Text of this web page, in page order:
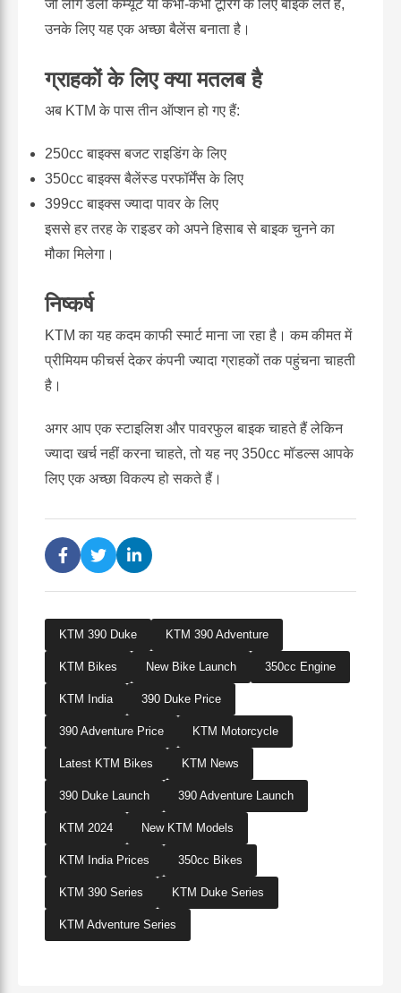
जो लोग डेली कम्यूट या कभी-कभी टूरिंग के लिए बाइक लेते हैं,
उनके लिए यह एक अच्छा बैलेंस बनाता है।
ग्राहकों के लिए क्या मतलब है
अब KTM के पास तीन ऑप्शन हो गए हैं:
250cc बाइक्स बजट राइडिंग के लिए
350cc बाइक्स बैलेंस्ड परफॉर्मेंस के लिए
399cc बाइक्स ज्यादा पावर के लिए
इससे हर तरह के राइडर को अपने हिसाब से बाइक चुनने का
मौका मिलेगा।
निष्कर्ष
KTM का यह कदम काफी स्मार्ट माना जा रहा है। कम कीमत में
प्रीमियम फीचर्स देकर कंपनी ज्यादा ग्राहकों तक पहुंचना चाहती
है।
अगर आप एक स्टाइलिश और पावरफुल बाइक चाहते हैं लेकिन
ज्यादा खर्च नहीं करना चाहते, तो यह नए 350cc मॉडल्स आपके
लिए एक अच्छा विकल्प हो सकते हैं।
KTM 390 Duke KTM 390 Adventure
KTM Bikes New Bike Launch 350cc Engine
KTM India 390 Duke Price
390 Adventure Price KTM Motorcycle
Latest KTM Bikes KTM News
390 Duke Launch 390 Adventure Launch
KTM 2024 New KTM Models
KTM India Prices 350cc Bikes
KTM 390 Series KTM Duke Series
KTM Adventure Series